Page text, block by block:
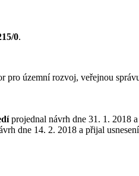
0.
pro územní rozvoj, veřejnou
projednal návrh dne 31. 1. 2018
dne 14. 2. 2018 a přijal